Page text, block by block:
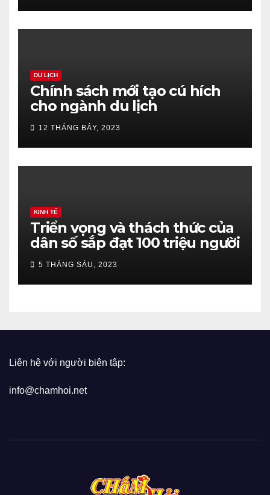
DU LỊCH
Chính sách mới tạo cú hích
cho ngành du lịch
12 THÁNG BẢY, 2023
KINH TẾ
Triển vọng và thách thức của
dân số sắp đạt 100 triệu người
5 THÁNG SÁU, 2023
Liên hệ với người biên tập:
info@chamhoi.net